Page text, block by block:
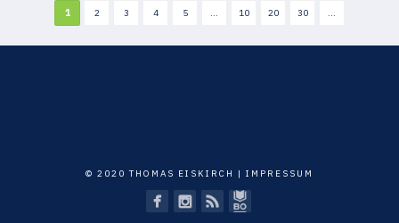
1 2 3 4 5 ... 10 20 30 ...
© 2020 THOMAS EISKIRCH | IMPRESSUM